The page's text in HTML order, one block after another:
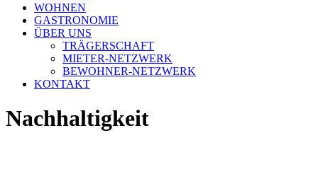
WOHNEN
GASTRONOMIE
ÜBER UNS
TRÄGERSCHAFT
MIETER-NETZWERK
BEWOHNER-NETZWERK
KONTAKT
Nachhaltigkeit